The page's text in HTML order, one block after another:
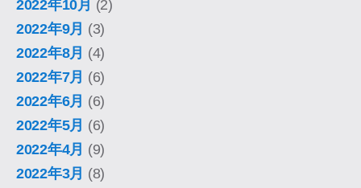
2022年10月 (2)
2022年9月 (3)
2022年8月 (4)
2022年7月 (6)
2022年6月 (6)
2022年5月 (6)
2022年4月 (9)
2022年3月 (8)